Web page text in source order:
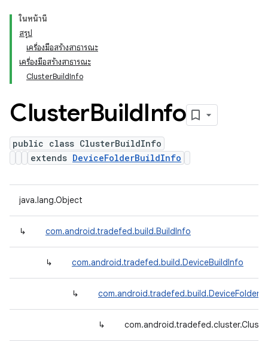
ในหน้านี้
สรุป
เครื่องมือสร้างสาธารณะ
เครื่องมือสร้างสาธารณะ
ClusterBuildInfo
ClusterBuildInfo
public class ClusterBuildInfo
extends DeviceFolderBuildInfo
java.lang.Object
↳ com.android.tradefed.build.BuildInfo
↳ com.android.tradefed.build.DeviceBuildInfo
↳
↳